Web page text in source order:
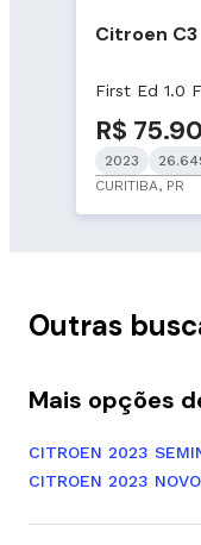
Citroen C3
First Ed 1.0
R$
2023
CURITIBA, PR
Outras
Mais opções
CITROEN 2023
CITROEN 2023